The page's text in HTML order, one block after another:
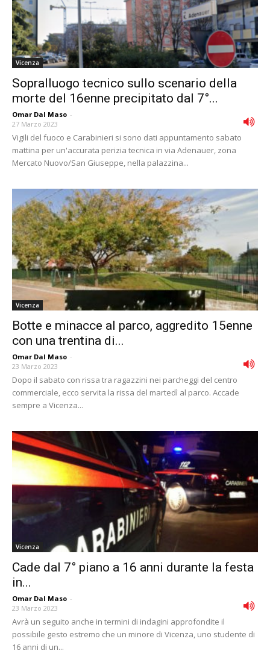
Vicenza
Sopralluogo tecnico sullo scenario della
morte del 16enne precipitato dal 7°...
Omar Dal Maso -
27 Marzo 2023
Vigili del fuoco e Carabinieri si sono dati appuntamento sabato
mattina per un'accurata perizia tecnica in via Adenauer, zona
Mercato Nuovo/San Giuseppe, nella palazzina...
Vicenza
Botte e minacce al parco, aggredito 15enne
con una trentina di...
Omar Dal Maso -
23 Marzo 2023
Dopo il sabato con rissa tra ragazzini nei parcheggi del centro
commerciale, ecco servita la rissa del martedì al parco. Accade
sempre a Vicenza...
Vicenza
Cade dal 7° piano a 16 anni durante la festa
in...
Omar Dal Maso -
23 Marzo 2023
Avrà un seguito anche in termini di indagini approfondite il
possibile gesto estremo che un minore di Vicenza, uno studente di
16 anni di un...